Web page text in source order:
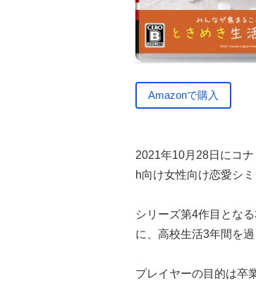
Amazonで購入
2021年10月28日にコ
h向け女性向け恋愛シ
シリーズ第4作目とな
に、高校生活3年間を過
プレイヤーの目的は卒